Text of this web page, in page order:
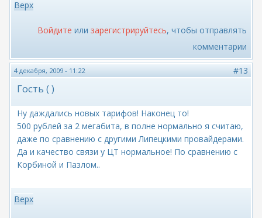
Верх
Войдите или зарегистрируйтесь, чтобы отправлять
комментарии
4 декабря, 2009 - 11:22 #13
Гость ( )
Ну даждались новых тарифов! Наконец то!
500 рублей за 2 мегабита, в полне нормально я считаю,
даже по сравнению с другими Липецкими провайдерами.
Да и качество связи у ЦТ нормальное! По сравнению с
Корбиной и Пазлом..
Верх